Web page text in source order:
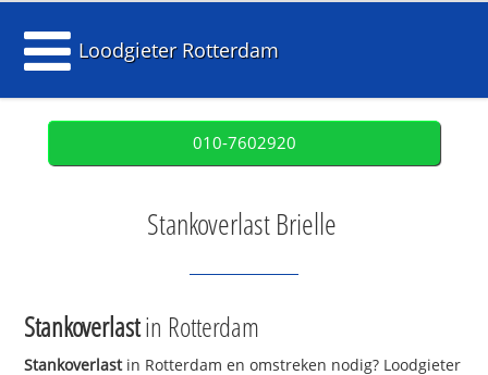
Loodgieter Rotterdam
010-7602920
Stankoverlast Brielle
Stankoverlastin Rotterdam
Stankoverlastin Rotterdam en omstreken nodig? Loodgieter